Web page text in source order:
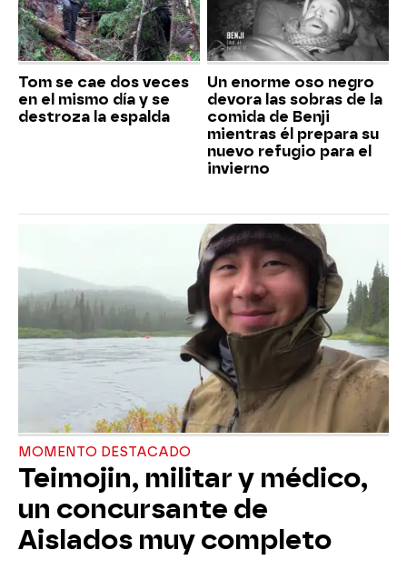
Tom se cae dos veces
en el mismo día y se
destroza la espalda
Un enorme oso negro
devora las sobras de la
comida de Benji
mientras él prepara su
nuevo refugio para el
invierno
MOMENTO DESTACADO
Teimojin, militar y médico,
un concursante de
Aislados muy completo